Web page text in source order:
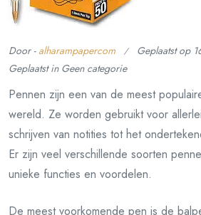
Door - alharampapercom Geplaatst op
Geplaatst in Geen categorie
Pennen zijn een van de meest
wereld. Ze worden gebruikt voor
schrijven van notities tot het
Er zijn veel verschillende soorten
unieke functies en voordelen.
De meest voorkomende pen is de